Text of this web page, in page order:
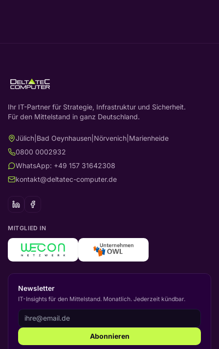
Ihr IT-Partner für Strategie, Infrastruktur und Sicherheit.
Für den Mittelstand in ganz Deutschland.
Jülich Bad Oeynhausen Nörvenich Marienheide
0800 0002932
WhatsApp: +49 157 31642308
kontakt@deltatec-computer.de
MITGLIED IN
Newsletter
IT-Insights für den Mittelstand. Monatlich. Jederzeit kündbar.
Abonnieren